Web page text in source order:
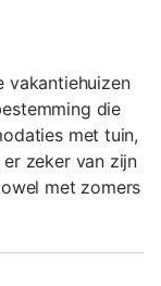
vakantiehuizen
die
met tuin,
zeker van zijn
met zomers